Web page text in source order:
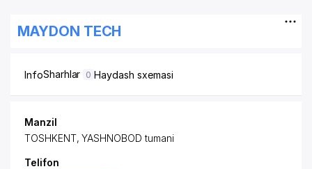
MAYDON TECH
InfoSharhlar 0 Haydash sxemasi
Manzil
TOSHKENT, YASHNOBOD tumani
Telifon